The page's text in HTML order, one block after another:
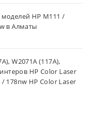
HP M111 /
в Алматы
W2071A (117A),
HP Color Laser
178nw HP Color Laser